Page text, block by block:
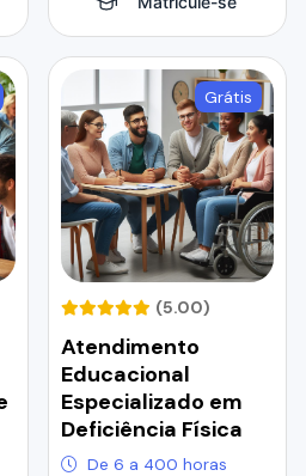
Grátis
(5.00)
Atendimento
Educacional
Especializado em
Deficiência Física
De 6 a 400 horas